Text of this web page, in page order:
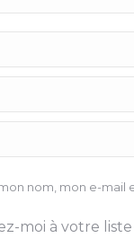
nom, mon e-mail
moi à votre